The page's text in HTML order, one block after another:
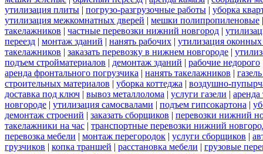
утилизация плиты | погрузо-разгрузочные работы | уборка
утилизация межкомнатных дверей | мешки полипропиленовые
такелажников | частные перевозки нижний новгород |
переезд | монтаж зданий | нанять рабочих | утилизация
такелажников | заказать перевозку в нижнем новгороде |
подъем стройматериалов | демонтаж зданий | рабочие недорого
аренда фронтального погрузчика | нанять такелажников |
строительных материалов | уборка коттеджа | воздушно-
доставка под ключ | вывоз металлолома | услуги газели | аренда
новгороде | утилизация самосвалами | подъем гипсокартона |
демонтаж строений | заказать сборщиков | перевозки нижний
такелажники на час | транспортные перевозки нижний
перевозка мебели | монтаж перегородок | услуги сборщиков |
грузчиков | копка траншей | расстановка мебели | грузовые